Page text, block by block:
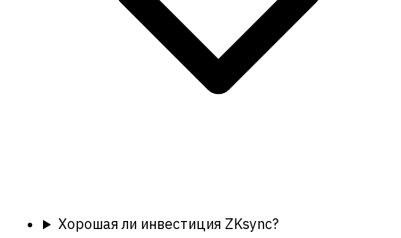
Хорошая ли инвестиция ZKsync?